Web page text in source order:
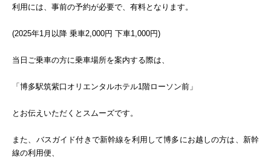
利用には、事前の予約が必要で、有料となります。
(2025年1月以降 乗車2,000円 下車1,000円)
当日ご乗車の方に乗車場所を案内する際は、
「博多駅筑紫口オリエンタルホテル1階ローソン前」
とお伝えいただくとスムーズです。
また、バスガイド付きで新幹線を利用して博多にお越しの方は、新幹
線の利用便、